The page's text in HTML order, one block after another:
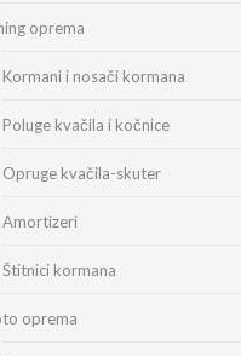
oprema
Kormani i nosači kormana
Poluge kvačila i kočnice
Opruge kvačila-skuter
Amortizeri
Štitnici kormana
oprema